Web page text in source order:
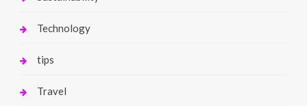
Technology
tips
Travel